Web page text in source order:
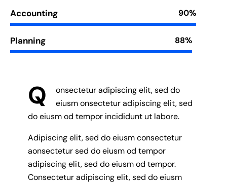
Accounting 90%
Planning 88%
Q
onsectetur adipiscing elit, sed do
eiusm onsectetur adipiscing elit, sed
do eiusm od tempor incididunt ut labore.
Adipiscing elit, sed do eiusm consectetur
aonsectetur sed do eiusm od tempor
adipiscing elit, sed do eiusm od tempor.
Consectetur adipiscing elit, sed do eiusm